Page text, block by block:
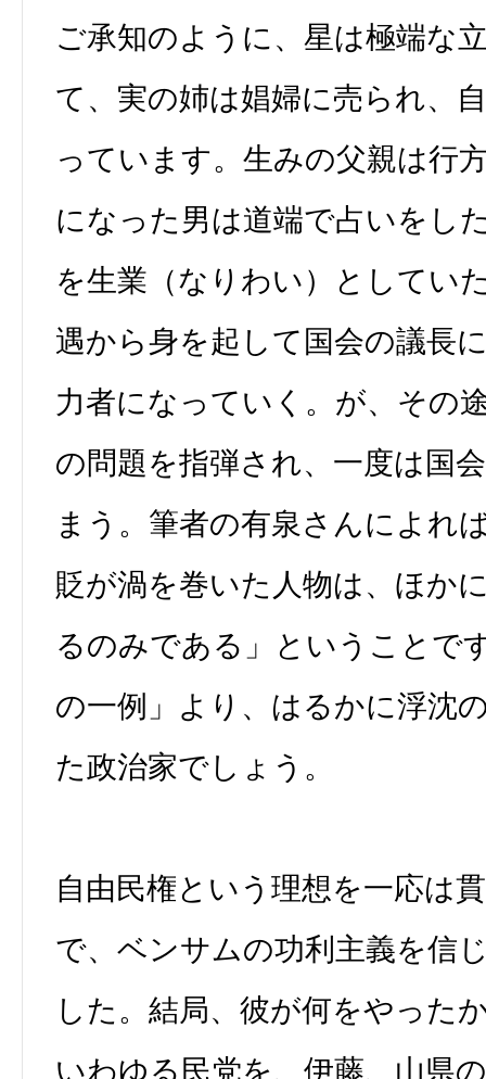
ご承知のように、星は極端な
て、実の姉は娼婦に売られ、
っています。生みの父親は行
になった男は道端で占いをし
を生業（なりわい）としてい
遇から身を起して国会の議長
力者になっていく。が、その
の問題を指弾され、一度は国
まう。筆者の有泉さんによれ
貶が渦を巻いた人物は、ほか
るのみである」ということで
の一例」より、はるかに浮沈
た政治家でしょう。
自由民権という理想を一応は
で、ベンサムの功利主義を信
した。結局、彼が何をやった
いわゆる民党を、伊藤、山県